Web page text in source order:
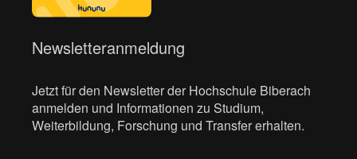
Newsletteranmeldung
Jetzt für den Newsletter der Hochschule Biberach
anmelden und Informationen zu Studium,
Weiterbildung, Forschung und Transfer erhalten.